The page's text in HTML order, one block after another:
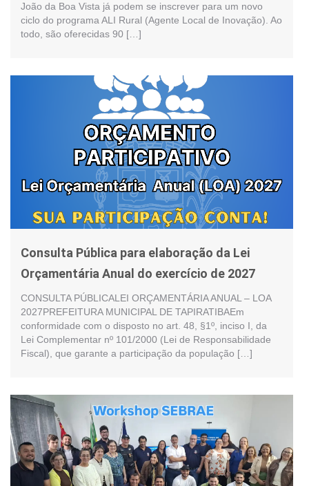
João da Boa Vista já podem se inscrever para um novo
ciclo do programa ALI Rural (Agente Local de Inovação). Ao
todo, são oferecidas 90 […]
Consulta Pública para elaboração da Lei
Orçamentária Anual do exercício de 2027
CONSULTA PÚBLICALEI ORÇAMENTÁRIA ANUAL – LOA
2027PREFEITURA MUNICIPAL DE TAPIRATIBAEm
conformidade com o disposto no art. 48, §1º, inciso I, da
Lei Complementar nº 101/2000 (Lei de Responsabilidade
Fiscal), que garante a participação da população […]